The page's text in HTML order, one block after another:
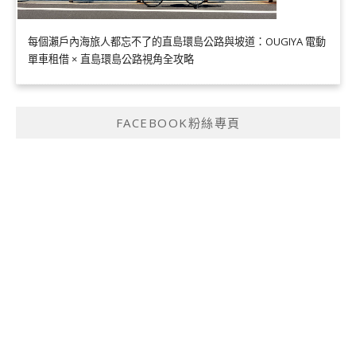
每個瀨戶內海旅人都忘不了的直島環島公路與坡道：OUGIYA 電動
單車租借 × 直島環島公路視角全攻略
FACEBOOK粉絲專頁